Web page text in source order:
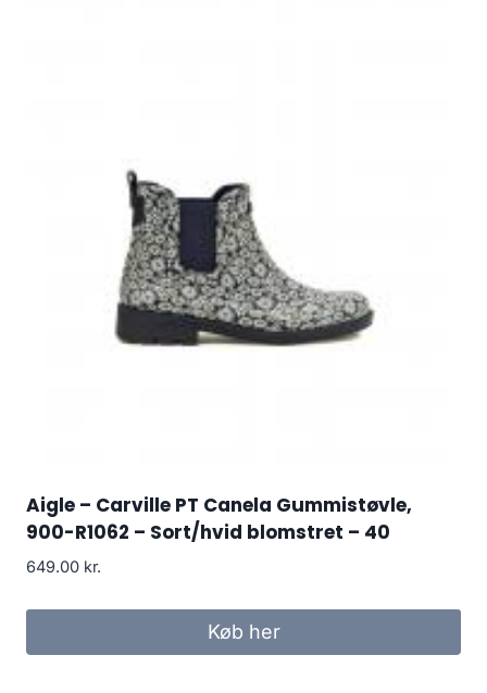
Aigle – Carville PT Canela Gummistøvle,
900-R1062 – Sort/hvid blomstret – 40
649.00 kr.
Køb her